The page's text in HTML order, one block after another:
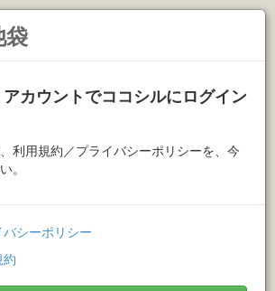
袋
カウントでココシルにログイン
利用規約／プライバシーポリシーを、今
。
シーポリシー
約